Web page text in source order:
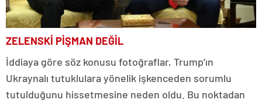
ZELENSKİ PİŞMAN DEĞİL
İddiaya göre söz konusu fotoğraflar, Trump’ın
Ukraynalı tutuklulara yönelik işkenceden sorumlu
tutulduğunu hissetmesine neden oldu. Bu noktadan